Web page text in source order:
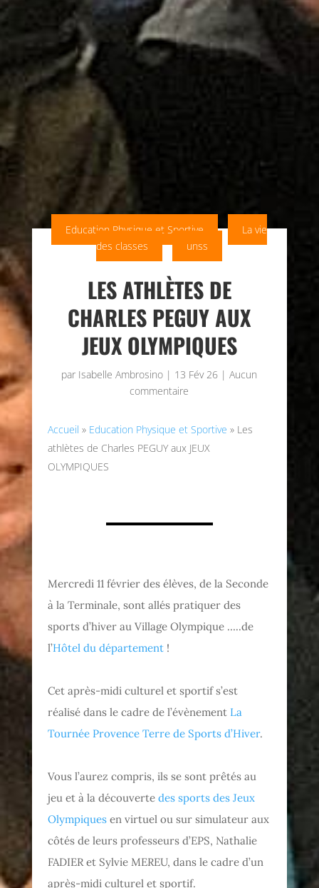
Education Physique et Sportive
La vie
des classes
unss
LES ATHLÈTES DE
CHARLES PEGUY AUX
JEUX OLYMPIQUES
par Isabelle Ambrosino | 13 Fév 26 |Aucun
commentaire
Accueil » Education Physique et Sportive » Les
athlètes de Charles PEGUY aux JEUX
OLYMPIQUES
Mercredi 11 février des élèves, de la Seconde
à la Terminale, sont allés pratiquer des
sports d’hiver au Village Olympique …..de
l’Hôtel du département !
Cet après-midi culturel et sportif s’est
réalisé dans le cadre de l’évènement La
Tournée Provence Terre de Sports d’Hiver.
Vous l’aurez compris, ils se sont prêtés au
jeu et à la découvertedes sports des Jeux
Olympiques en virtuel ou sur simulateur aux
côtés de leurs professeurs d’EPS, Nathalie
FADIER et Sylvie MEREU, dans le cadre d’un
après-midi culturel et sportif.